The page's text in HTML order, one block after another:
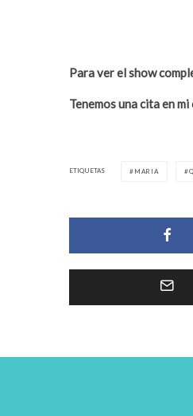
Para ver el show
Tenemos una cita en
ETIQUETAS MARIA